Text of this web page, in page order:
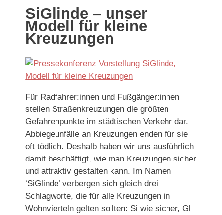
SiGlinde – unser
Modell für kleine
Kreuzungen
Für Radfahrer:innen und Fußgänger:innen
stellen Straßenkreuzungen die größten
Gefahrenpunkte im städtischen Verkehr dar.
Abbiegeunfälle an Kreuzungen enden für sie
oft tödlich. Deshalb haben wir uns ausführlich
damit beschäftigt, wie man Kreuzungen sicher
und attraktiv gestalten kann. Im Namen
‘SiGlinde’ verbergen sich gleich drei
Schlagworte, die für alle Kreuzungen in
Wohnvierteln gelten sollten: Si wie sicher, Gl